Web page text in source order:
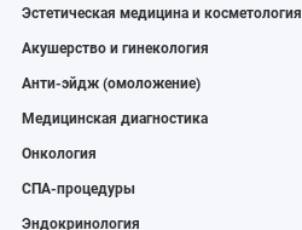
Эстетическая медицина и косметология
Акушерство и гинекология
Анти-эйдж (омоложение)
Медицинская диагностика
Онкология
СПА-процедуры
Эндокринология